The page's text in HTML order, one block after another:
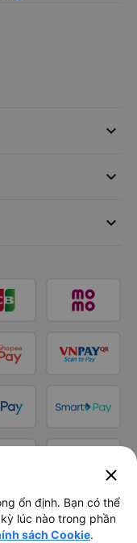
keyboard_arrow_down
keyboard_arrow_down
keyboard_arrow_down
close
ổn định. Bạn có thể
lúc nào trong phần
sách Cookie.